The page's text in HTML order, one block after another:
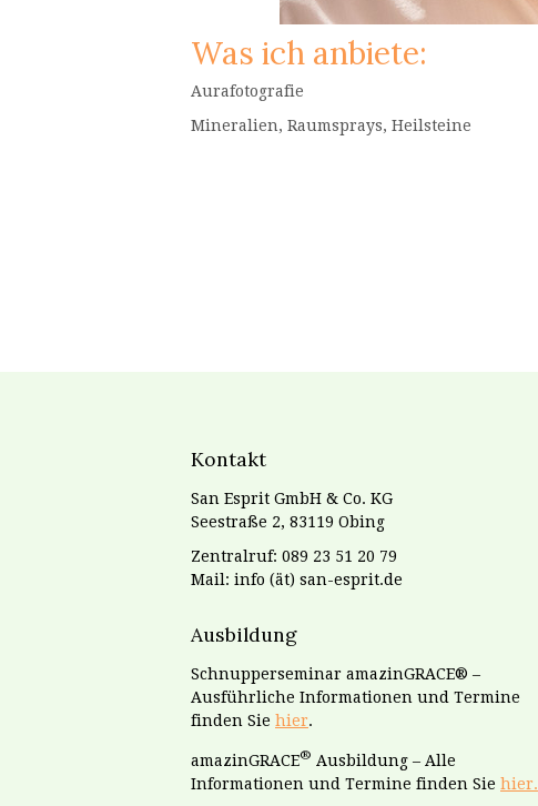
Was ich anbiete:
Aurafotografie
Mineralien, Raumsprays, Heilsteine
Kontakt
San Esprit GmbH & Co. KG
Seestraße 2, 83119 Obing
Zentralruf: 089 23 51 20 79
Mail: info (ät) san-esprit.de
Ausbildung
Schnupperseminar amazinGRACE® –
Ausführliche Informationen und Termine
finden Sie hier.
amazinGRACE® Ausbildung – Alle
Informationen und Termine finden Sie hier.